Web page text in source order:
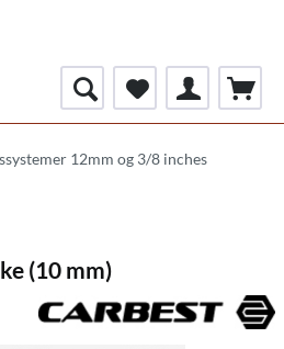
12mm og 3/8 inches
(10 mm)